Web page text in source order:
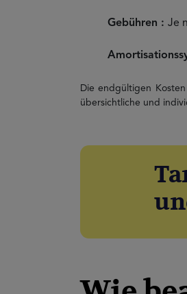
Gebühren : Je
Die endgültigen
übersichtliche und